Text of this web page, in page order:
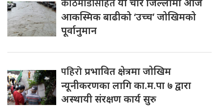
काठमाडौंसहित
आकस्मिक बाढीको ‘उच्च’ जोखिमको
पूर्वानुमान
पहिरोप्रभावित क्षेत्रमा जोखिम
न्यूनीकरणका लागि का.म.पा ७ द्वारा
अस्थायी संरक्षण कार्य सुरु